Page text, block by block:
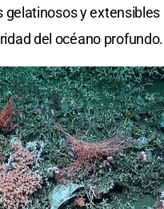
gelatinosos y
del océano profundo.